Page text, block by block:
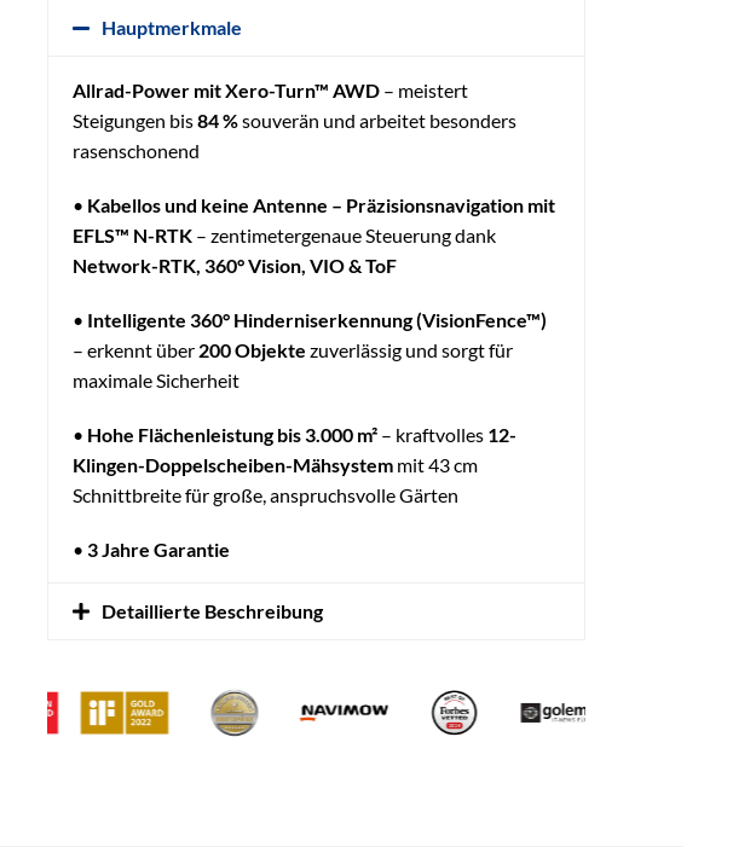
Hauptmerkmale
Allrad-Power mit Xero-Turn™ AWD – meistert
Steigungen bis84 %souverän und arbeitet besonders
rasenschonend
• Kabellos und keine Antenne – Präzisionsnavigation mit
EFLS™ N-RTK – zentimetergenaue Steuerung dank
Network-RTK, 360° Vision, VIO & ToF
• Intelligente 360° Hinderniserkennung (VisionFence™)
– erkennt über 200 Objekte zuverlässig und sorgt für
maximale Sicherheit
• Hohe Flächenleistung bis 3.000 m² – kraftvolles 12-
Klingen-Doppelscheiben-Mähsystem mit 43 cm
Schnittbreite für große, anspruchsvolle Gärten
•3 Jahre Garantie
Detaillierte Beschreibung